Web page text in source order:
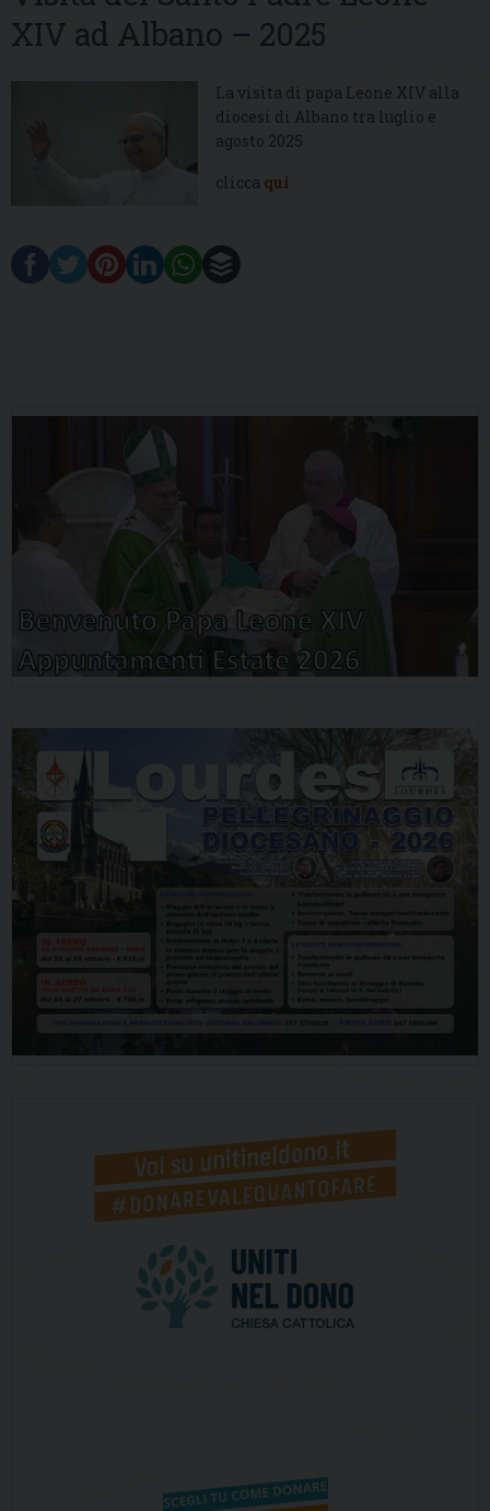
XIV ad Albano – 2025
La visita di papa Leone XIV alla
diocesi di Albano tra luglio e
agosto 2025
clicca qui